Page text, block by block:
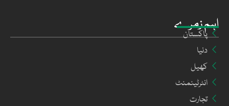
اہم زمرے
پاکستان
دنیا
کھیل
انٹرٹینمنٹ
تجارت